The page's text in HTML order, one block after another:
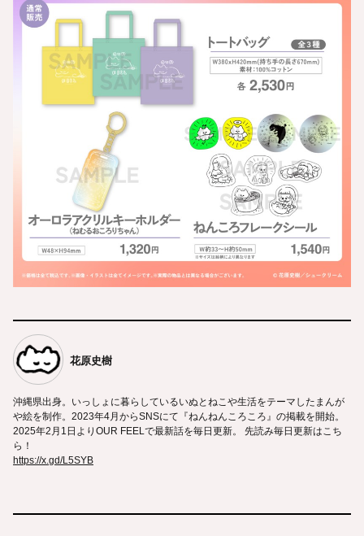
花原史樹
沖縄県出身。いっしょに暮らしているいぬとねこや生活をテーマしたまんが
や絵を制作。2023年4月からSNSにて『ねんねんころころ』の掲載を開始。
2025年2月1日よりOUR FEELで最新話を毎日更新。 先読み毎日更新はこち
ら！
https://x.gd/L5SYB